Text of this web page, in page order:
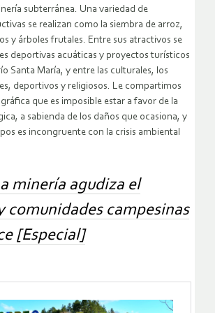
subterránea. Una variedad de
se realizan como la siembra de arroz,
y árboles frutales. Entre sus atractivos se
deportivas acuáticas y proyectos turísticos
Santa María, y entre las culturales, los
deportivos y religiosos. Le compartimos
que es imposible estar a favor de la
a sabienda de los daños que ocasiona, y
es incongruente con la crisis ambiental
minería agudiza el
comunidades campesinas
[Especial]